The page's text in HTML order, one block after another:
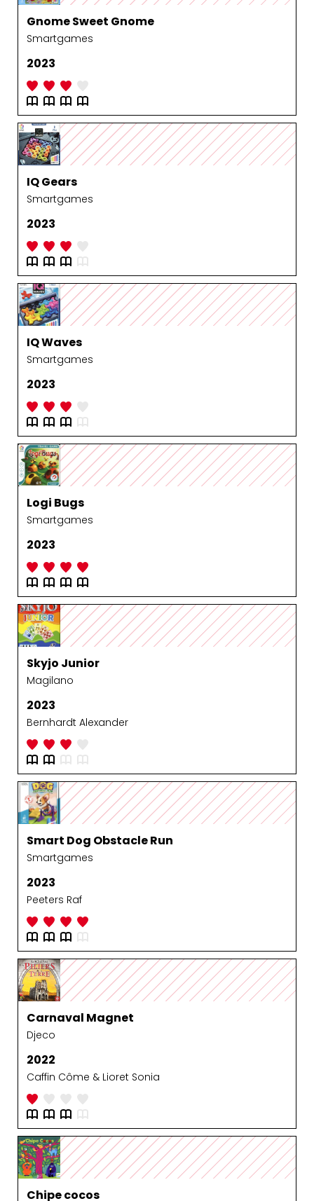
Gnome Sweet Gnome
Smartgames
2023
IQ Gears
Smartgames
2023
IQ Waves
Smartgames
2023
Logi Bugs
Smartgames
2023
Skyjo Junior
Magilano
2023
Bernhardt Alexander
Smart Dog Obstacle Run
Smartgames
2023
Peeters Raf
Carnaval Magnet
Djeco
2022
Caffin Côme & Lioret Sonia
Chipe cocos